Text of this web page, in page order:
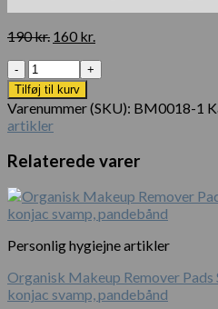
190kr. Den
var:
190 kr..
160 kr.
160 kr..
Antal
Tilføj til kurv
Varenummer (SKU): BM0018-1
artikler
Relaterede varer
Personlig hygiejne artikler
Organisk Makeup Remover
konjac svamp, pandebånd